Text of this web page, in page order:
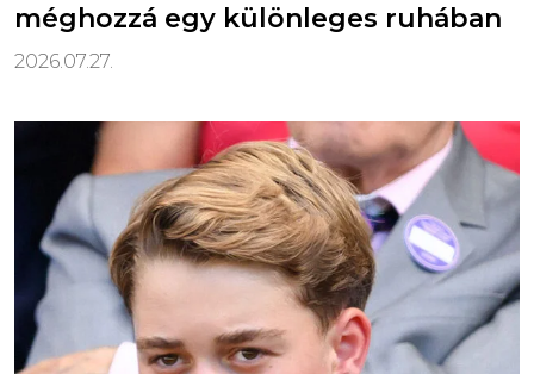
méghozzá egy különleges ruhában
2026.07.27.